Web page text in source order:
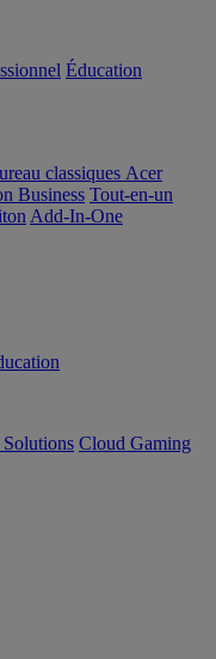
Éducation
classiques Acer
Business Tout-en-un
Add-In-One
Cloud Gaming